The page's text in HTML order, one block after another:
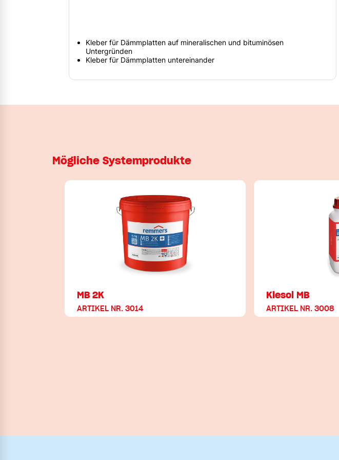
Kleber für Dämmplatten auf mineralischen und bituminösen
Untergründen
Kleber für Dämmplatten untereinander
Mögliche Systemprodukte
MB 2K
ARTIKEL NR. 3014
Kiesol MB
ARTIKEL NR. 3008